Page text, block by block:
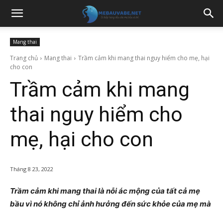
Mang thai
Trang chủ Mang thai
Trầm cảm khi mang thai nguy hiểm cho mẹ, hại
cho con
Trầm cảm khi mang
thai nguy hiểm cho
mẹ, hại cho con
Tháng 8 23, 2022
Trầm cảm khi mang thai là nỗi ác mộng của tất cả mẹ
bầu vì nó không chỉ ảnh hưởng đến sức khỏe của mẹ mà